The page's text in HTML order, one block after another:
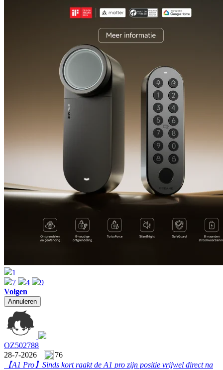
1
7
4
9
Volgen
Annuleren
OZ502788
28-7-2026
76
【A1 Pro】 Sinds kort raakt de A1 pro zijn positie vrijwel direct na